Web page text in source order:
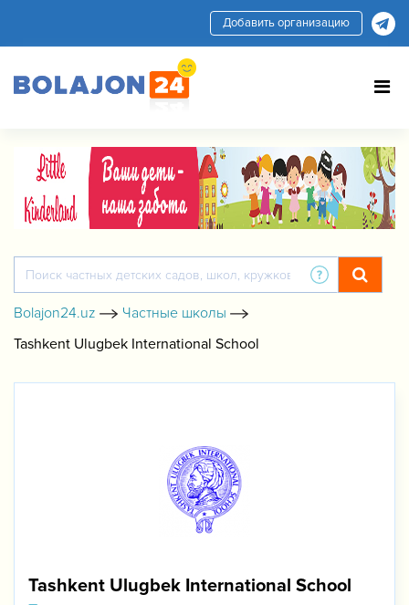
Добавить организацию
Bolajon24.uz
Частные школы
Tashkent Ulugbek International School
Tashkent Ulugbek International School